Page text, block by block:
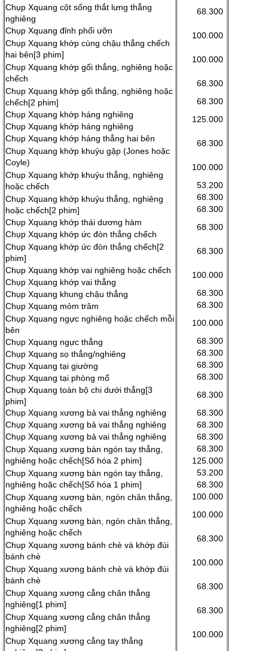
Chụp Xquang cột sống thắt lưng thẳng
nghiêng
Chụp Xquang đỉnh phổi ưỡn
Chụp Xquang khớp cùng chậu thẳng chếch
hai bên[3 phim]
Chụp Xquang khớp gối thẳng, nghiêng hoặc
chếch
Chụp Xquang khớp gối thẳng, nghiêng hoặc
chếch[2 phim]
Chụp Xquang khớp háng nghiêng
Chụp Xquang khớp háng nghiêng
Chụp Xquang khớp háng thẳng hai bên
Chụp Xquang khớp khuỷu gập (Jones hoặc
Coyle)
Chụp Xquang khớp khuỷu thẳng, nghiêng
hoặc chếch
Chụp Xquang khớp khuỷu thẳng, nghiêng
hoặc chếch[2 phim]
Chụp Xquang khớp thái dương hàm
Chụp Xquang khớp ức đòn thẳng chếch
Chụp Xquang khớp ức đòn thẳng chếch[2
phim]
Chụp Xquang khớp vai nghiêng hoặc chếch
Chụp Xquang khớp vai thẳng
Chụp Xquang khung chậu thẳng
Chụp Xquang mỏm trâm
Chụp Xquang ngực nghiêng hoặc chếch mỗi
bên
Chụp Xquang ngực thẳng
Chụp Xquang sọ thẳng/nghiêng
Chụp Xquang tại giường
Chụp Xquang tại phòng mổ
Chụp Xquang toàn bộ chi dưới thẳng[3
phim]
Chụp Xquang xương bả vai thẳng nghiêng
Chụp Xquang xương bả vai thẳng nghiêng
Chụp Xquang xương bả vai thẳng nghiêng
Chụp Xquang xương bàn ngón tay thẳng,
nghiêng hoặc chếch[Số hóa 2 phim]
Chụp Xquang xương bàn ngón tay thẳng,
nghiêng hoặc chếch[Số hóa 1 phim]
Chụp Xquang xương bàn, ngón chân thẳng,
nghiêng hoặc chếch
Chụp Xquang xương bàn, ngón chân thẳng,
nghiêng hoặc chếch
Chụp Xquang xương bánh chè và khớp đùi
bánh chè
Chụp Xquang xương bánh chè và khớp đùi
bánh chè
Chụp Xquang xương cẳng chân thẳng
nghiêng[1 phim]
Chụp Xquang xương cẳng chân thẳng
nghiêng[2 phim]
Chụp Xquang xương cẳng tay thẳng
68.300
100.000
100.000
68.300
68.300
125.000
68.300
100.000
53.200
68.300
68.300
68.300
68.300
100.000
68.300
68.300
100.000
68.300
68.300
68.300
68.300
68.300
68.300
68.300
68.300
68.300
125.000
53.200
68.300
100.000
100.000
68.300
100.000
68.300
68.300
100.000